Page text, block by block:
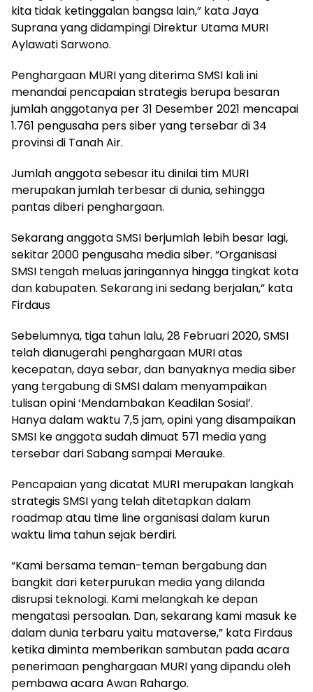
kita tidak ketinggalan bangsa lain,” kata Jaya
Suprana yang didampingi Direktur Utama MURI
Aylawati Sarwono.
Penghargaan MURI yang diterima SMSI kali ini
menandai pencapaian strategis berupa besaran
jumlah anggotanya per 31 Desember 2021 mencapai
1.761 pengusaha pers siber yang tersebar di 34
provinsi di Tanah Air.
Jumlah anggota sebesar itu dinilai tim MURI
merupakan jumlah terbesar di dunia, sehingga
pantas diberi penghargaan.
Sekarang anggota SMSI berjumlah lebih besar lagi,
sekitar 2000 pengusaha media siber. “Organisasi
SMSI tengah meluas jaringannya hingga tingkat kota
dan kabupaten. Sekarang ini sedang berjalan,” kata
Firdaus
Sebelumnya, tiga tahun lalu, 28 Februari 2020, SMSI
telah dianugerahi penghargaan MURI atas
kecepatan, daya sebar, dan banyaknya media siber
yang tergabung di SMSI dalam menyampaikan
tulisan opini ‘Mendambakan Keadilan Sosial’.
Hanya dalam waktu 7,5 jam, opini yang disampaikan
SMSI ke anggota sudah dimuat 571 media yang
tersebar dari Sabang sampai Merauke.
Pencapaian yang dicatat MURI merupakan langkah
strategis SMSI yang telah ditetapkan dalam
roadmap atau time line organisasi dalam kurun
waktu lima tahun sejak berdiri.
“Kami bersama teman-teman bergabung dan
bangkit dari keterpurukan media yang dilanda
disrupsi teknologi. Kami melangkah ke depan
mengatasi persoalan. Dan, sekarang kami masuk ke
dalam dunia terbaru yaitu mataverse,” kata Firdaus
ketika diminta memberikan sambutan pada acara
penerimaan penghargaan MURI yang dipandu oleh
pembawa acara Awan Rahargo.